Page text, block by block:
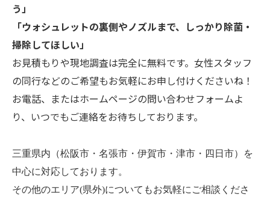
う」
「ウォシュレットの裏側やノズルまで、しっかり除菌・
掃除してほしい」
お見積もりや現地調査は完全に無料です。女性スタッフ
の同行などのご希望もお気軽にお申し付けくださいね！
お電話、またはホームページの問い合わせフォームよ
り、いつでもご連絡をお待ちしております。
三重県内（松阪市・名張市・伊賀市・津市・四日市）を
中心に対応しております。
その他のエリア(県外)についてもお気軽にご相談くださ